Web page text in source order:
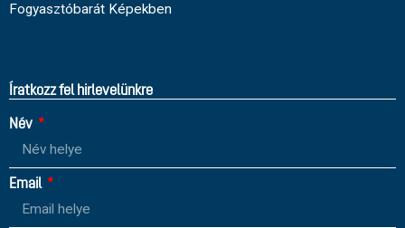
Fogyasztóbarát Képekben
Íratkozz fel hirlevelünkre
Név
Email